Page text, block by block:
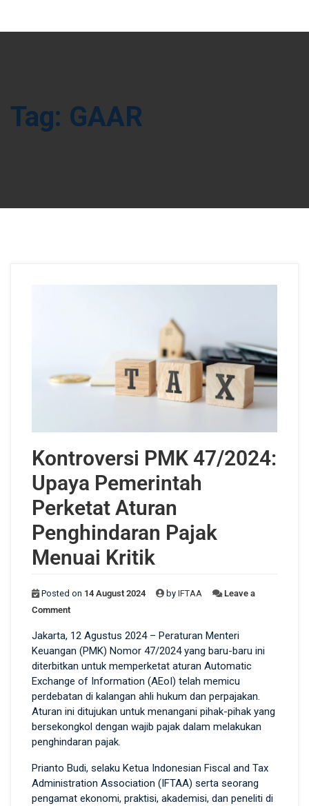
Tag: GAAR
Kontroversi PMK 47/2024:
Upaya Pemerintah
Perketat Aturan
Penghindaran Pajak
Menuai Kritik
Posted on 14 August 2024 by IFTAA
Leave a
Comment
Jakarta, 12 Agustus 2024 – Peraturan Menteri
Keuangan (PMK) Nomor 47/2024 yang baru-baru ini
diterbitkan untuk memperketat aturan Automatic
Exchange of Information (AEoI) telah memicu
perdebatan di kalangan ahli hukum dan perpajakan.
Aturan ini ditujukan untuk menangani pihak-pihak yang
bersekongkol dengan wajib pajak dalam melakukan
penghindaran pajak.
Prianto Budi, selaku Ketua Indonesian Fiscal and Tax
Administration Association (IFTAA) serta seorang
pengamat ekonomi, praktisi, akademisi, dan peneliti di